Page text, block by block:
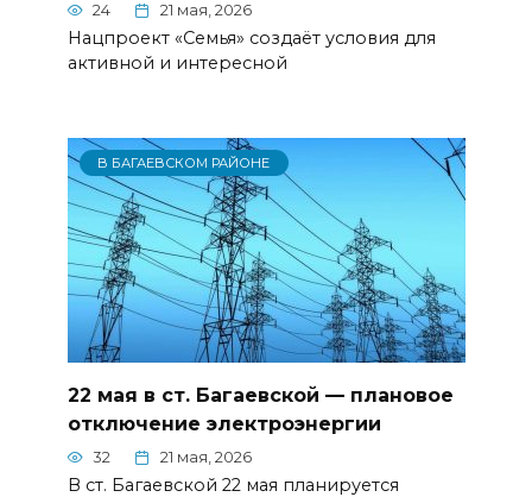
24 21 мая, 2026
Нацпроект «Семья» создаёт условия для
активной и интересной
В БАГАЕВСКОМ РАЙОНЕ
22 мая в ст. Багаевской — плановое
отключение электроэнергии
32 21 мая, 2026
В ст. Багаевской 22 мая планируется